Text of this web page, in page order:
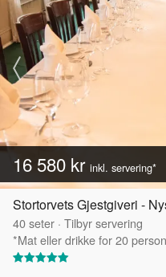
16 580 kr inkl. servering*
Stortorvets Gjestgiveri -
40seter · Tilbyr servering
*Mat eller drikke for 20